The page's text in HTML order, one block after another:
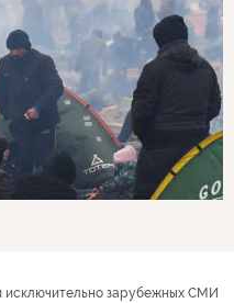
зарубежных СМИ